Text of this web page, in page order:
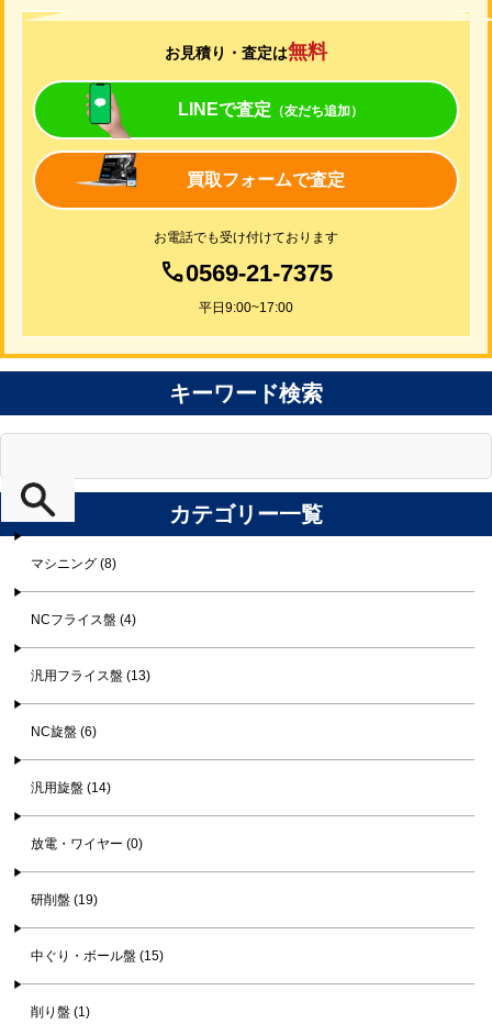
お見積り・査定は無料
LINEで査定 （友だち追加）
買取フォームで査定
お電話でも受け付けております
0569-21-7375
平日9:00~17:00
キーワード検索
カテゴリー一覧
マシニング (8)
NCフライス盤 (4)
汎用フライス盤 (13)
NC旋盤 (6)
汎用旋盤 (14)
放電・ワイヤー (0)
研削盤 (19)
中ぐり・ボール盤 (15)
削り盤 (1)